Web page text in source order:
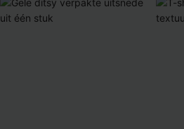
【AG18】2 met 10% korting
【